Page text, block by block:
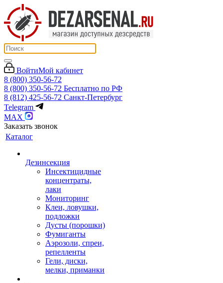
ВойтиМой кабинет
8 (800) 350-56-72
8 (800) 350-56-72 Бесплатно по РФ
8 (812) 425-56-72 Санкт-Петербург
Telegram
MAX
Заказать звонок
Каталог
Дезинсекция
Инсектицидные
концентраты,
лаки
Мониторинг
Клеи, ловушки,
подложки
Дусты (порошки)
Фумиганты
Аэрозоли, спреи,
репелленты
Гели, диски,
мелки, приманки